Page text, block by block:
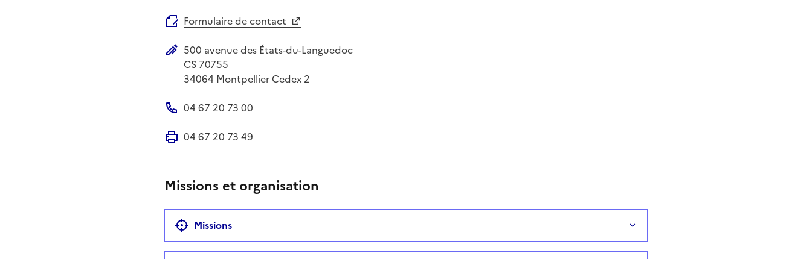
Formulaire de contact
Adresse postale
500 avenue des États-du-Languedoc
CS 70755
34064 Montpellier Cedex 2
04 67 20 73 00
04 67 20 73 49
Missions et organisation
Missions